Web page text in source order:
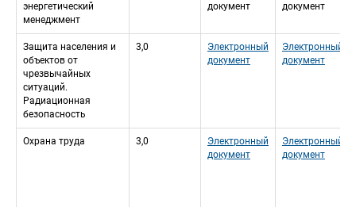
энергетический
менеджмент
документ
документ
Защита населения и
объектов от
чрезвычайных
ситуаций.
Радиационная
безопасность
3,0
Электронный
документ
Электронный
документ
Охрана труда 3,0
Электронный
документ
Электронный
документ